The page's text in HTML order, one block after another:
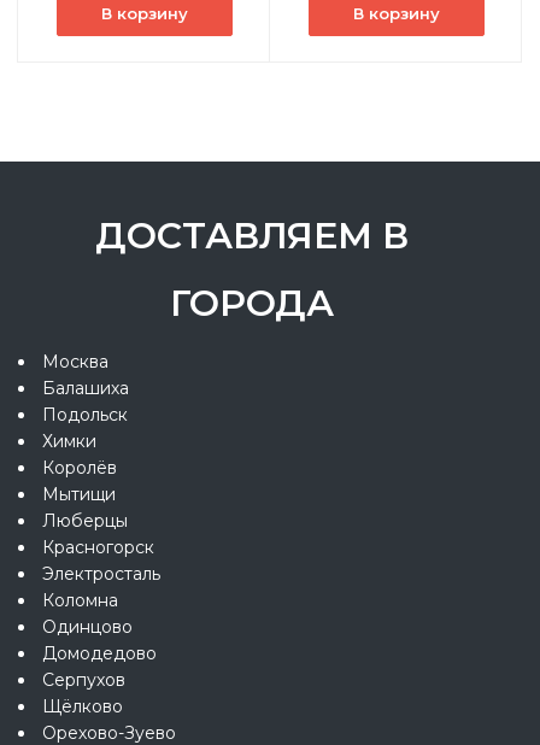
В корзину В корзину
ДОСТАВЛЯЕМ В
ГОРОДА
Москва
Балашиха
Подольск
Химки
Королёв
Мытищи
Люберцы
Красногорск
Электросталь
Коломна
Одинцово
Домодедово
Серпухов
Щёлково
Орехово-Зуево